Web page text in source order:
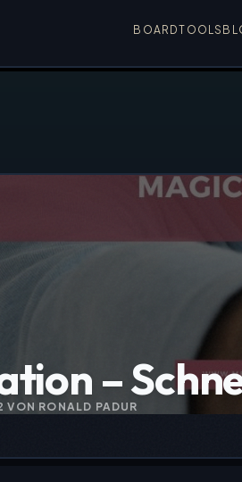
BOARDTOOLS
–
VON RONALD PADUR